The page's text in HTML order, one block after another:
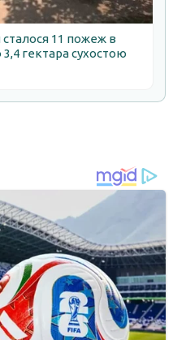
11 пожеж в
гектара сухостою